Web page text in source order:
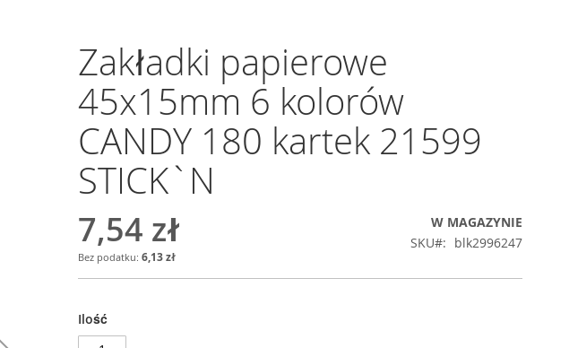
Zakładki papierowe
45x15mm 6 kolorów
CANDY 180 kartek 21599
STICK`N
7,54 zł
6,13 zł
W MAGAZYNIE
SKU
blk2996247
Ilość